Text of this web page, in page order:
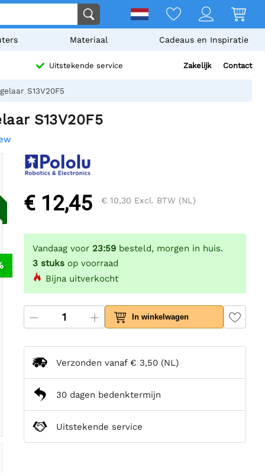
Materiaal Cadeaus en Inspiratie
Uitstekende service Zakelijk Contact
S13V20F5
S13V20F5
€ 12,45 € 10,30 Excl. BTW (NL)
Vandaag voor 23:59 besteld, morgen in huis.
3 stuks op voorraad
Bijna uitverkocht
In winkelwagen
Verzonden vanaf € 3,50 (NL)
30 dagen bedenktermijn
Uitstekende service